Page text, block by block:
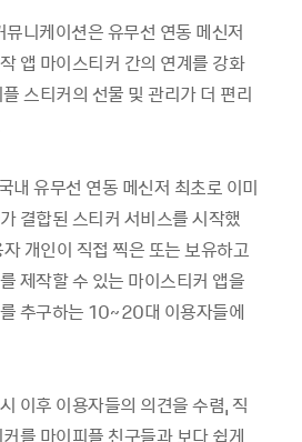
케이션은 유무선 연동 메신저
앱 마이스티커 간의 연계를 강화
스티커의 선물 및 관리가 더 편리
내 유무선 연동 메신저 최초로 이미
결합된 스티커 서비스를 시작했
개인이 직접 찍은 또는 보유하고
제작할 수 있는 마이스티커 앱을
추구하는 10~20대 이용자들에
이후 이용자들의 의견을 수렴, 직
를 마이피플 친구들과 보다 쉽게